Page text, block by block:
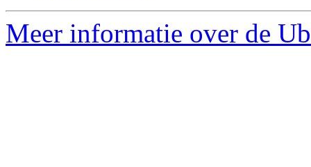
Meer informatie over de